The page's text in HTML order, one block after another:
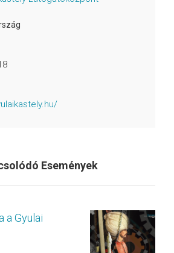
Események
a Gyulai